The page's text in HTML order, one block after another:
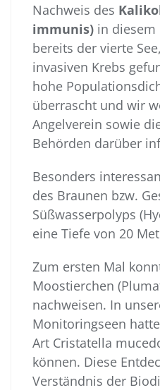
Nachweis des
immunis) in diesem
bereits der vierte
invasiven Krebs
hohe
überrascht und wir
Angelverein sowie
Behörden darüber
Besonders
des Braunen bzw.
Süßwasserpolyps
eine Tiefe von 20
Zum ersten Mal
Moostierchen
nachweisen. In
Monitoringseen
Art Cristatella
können. Diese
Verständnis der